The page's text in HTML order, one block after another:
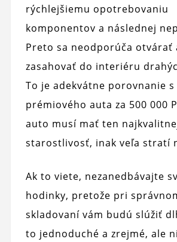
rýchlejšiemu opotrebovaniu
komponentov a následnej
Preto sa neodporúča otvárať
zasahovať do interiéru
To je adekvátne porovnanie
prémiového auta za 500 000
auto musí mať ten
starostlivosť, inak veľa stratí
Ak to viete, nezanedbávajte
hodinky, pretože pri
skladovaní vám budú slúžiť
to jednoduché a zrejmé, ale